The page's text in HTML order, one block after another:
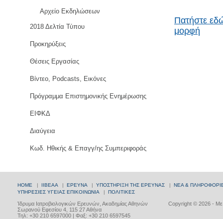
Αρχείο Εκδηλώσεων
2018 Δελτία Τύπου
Προκηρύξεις
Θέσεις Εργασίας
Βίντεο, Podcasts, Εικόνες
Πρόγραμμα Επιστημονικής Ενημέρωσης
ΕΙΦΚΔ
Διαύγεια
Κωδ. Ηθικής & Επαγγ/ης Συμπεριφοράς
Πατήστε
μορφή
HOME | ΙΙΒΕΑΑ | ΕΡΕΥΝΑ | ΥΠΟΣΤΗΡΙΞΗ ΤΗΣ ΕΡΕΥΝΑΣ | ΝΕΑ &
ΥΠΗΡΕΣΙΕΣ ΥΓΕΙΑΣ ΕΠΙΚΟΙΝΩΝΙΑ | ΠΟΛΙΤΙΚΕΣ
Copyright © 2026 - Με
Ίδρυμα Ιατροβιολογικών Ερευνών, Ακαδημίας Αθηνών
Σωρανού Εφεσίου 4, 115 27 Αθήνα
Τηλ: +30 210 6597000 | Φαξ: +30 210 6597545